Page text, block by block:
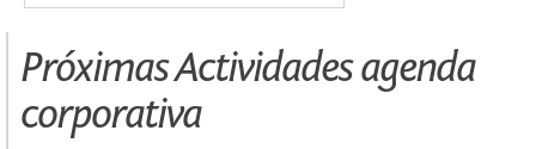
Próximas Actividades agenda
corporativa